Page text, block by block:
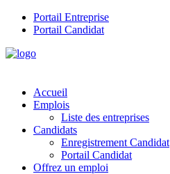
Portail Entreprise
Portail Candidat
Accueil
Emplois
Liste des entreprises
Candidats
Enregistrement Candidat
Portail Candidat
Offrez un emploi